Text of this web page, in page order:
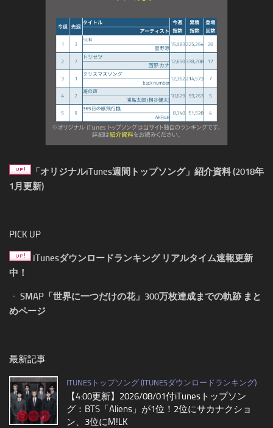
「オリジナルiTunes週間トップソング」紹介資料 (2018年
1月更新)
PICK UP
iTunesダウンロードランキング リアルタイム速報更新
中！
・ SMAP「世界に一つだけの花」300万枚達成までの軌跡 まと
めページ
最新記事
ITUNESトップソング (ITUNESダウンロードランキング)
【4:00更新】2026/08/01付iTunesトップソン
グ：BTS「Aliens」が1位！2位にサカナクショ
ン、3位にM!LK